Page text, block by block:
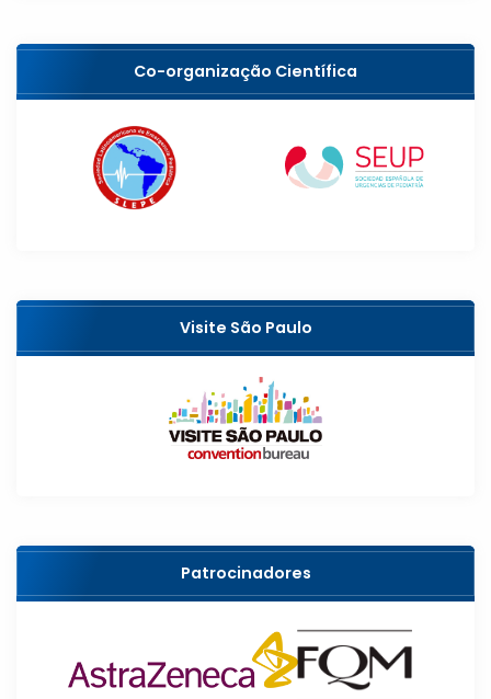
Co-organização Científica
Visite São Paulo
Patrocinadores